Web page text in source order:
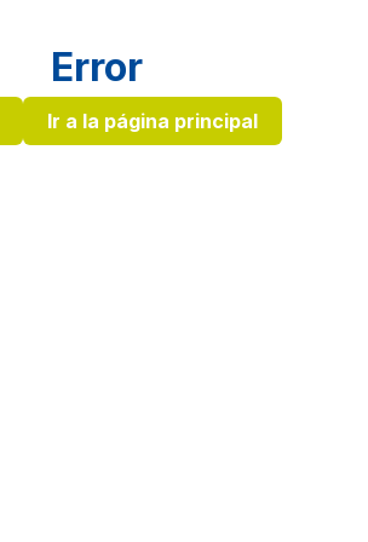
Error
Ir a la página principal